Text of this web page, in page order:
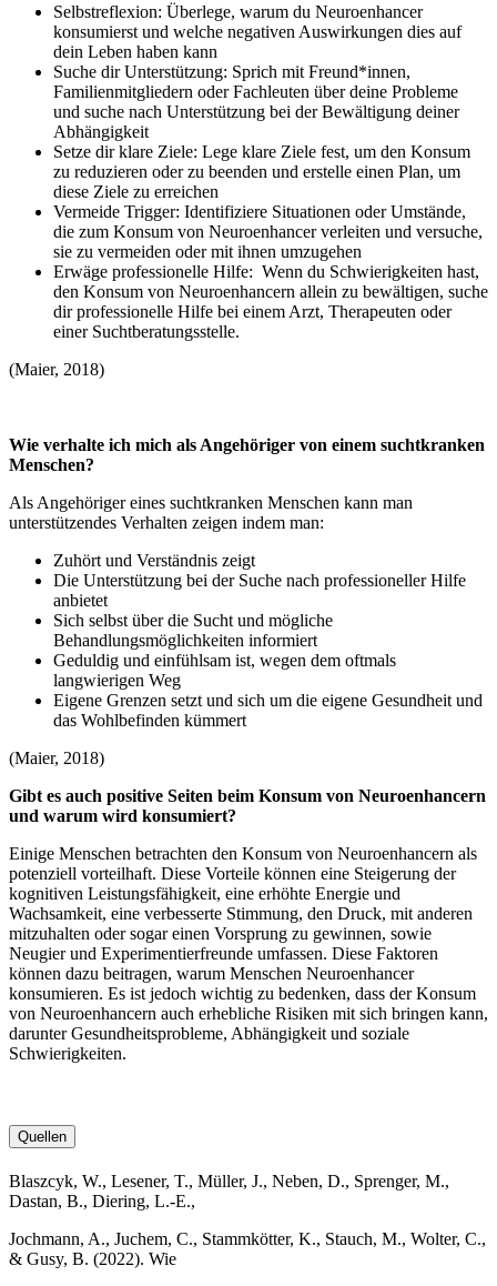
Selbstreflexion: Überlege, warum du Neuroenhancer
konsumierst und welche negativen Auswirkungen dies auf
dein Leben haben kann
Suche dir Unterstützung: Sprich mit Freund*innen,
Familienmitgliedern oder Fachleuten über deine Probleme
und suche nach Unterstützung bei der Bewältigung deiner
Abhängigkeit
Setze dir klare Ziele: Lege klare Ziele fest, um den Konsum
zu reduzieren oder zu beenden und erstelle einen Plan, um
diese Ziele zu erreichen
Vermeide Trigger: Identifiziere Situationen oder Umstände,
die zum Konsum von Neuroenhancer verleiten und versuche,
sie zu vermeiden oder mit ihnen umzugehen
Erwäge professionelle Hilfe: Wenn du Schwierigkeiten hast,
den Konsum von Neuroenhancern allein zu bewältigen, suche
dir professionelle Hilfe bei einem Arzt, Therapeuten oder
einer Suchtberatungsstelle.
(Maier, 2018)
Wie verhalte ich mich als Angehöriger von einem suchtkranken
Menschen?
Als Angehöriger eines suchtkranken Menschen kann man
unterstützendes Verhalten zeigen indem man:
Zuhört und Verständnis zeigt
Die Unterstützung bei der Suche nach professioneller Hilfe
anbietet
Sich selbst über die Sucht und mögliche
Behandlungsmöglichkeiten informiert
Geduldig und einfühlsam ist, wegen dem oftmals
langwierigen Weg
Eigene Grenzen setzt und sich um die eigene Gesundheit und
das Wohlbefinden kümmert
(Maier, 2018)
Gibt es auch positive Seiten beim Konsum von Neuroenhancern
und warum wird konsumiert?
Einige Menschen betrachten den Konsum von Neuroenhancern als
potenziell vorteilhaft. Diese Vorteile können eine Steigerung der
kognitiven Leistungsfähigkeit, eine erhöhte Energie und
Wachsamkeit, eine verbesserte Stimmung, den Druck, mit anderen
mitzuhalten oder sogar einen Vorsprung zu gewinnen, sowie
Neugier und Experimentierfreunde umfassen. Diese Faktoren
können dazu beitragen, warum Menschen Neuroenhancer
konsumieren. Es ist jedoch wichtig zu bedenken, dass der Konsum
von Neuroenhancern auch erhebliche Risiken mit sich bringen kann,
darunter Gesundheitsprobleme, Abhängigkeit und soziale
Schwierigkeiten.
Quellen
Blaszcyk, W., Lesener, T., Müller, J., Neben, D., Sprenger, M.,
Dastan, B., Diering, L.-E.,
Jochmann, A., Juchem, C., Stammkötter, K., Stauch, M., Wolter, C.,
& Gusy, B. (2022). Wie